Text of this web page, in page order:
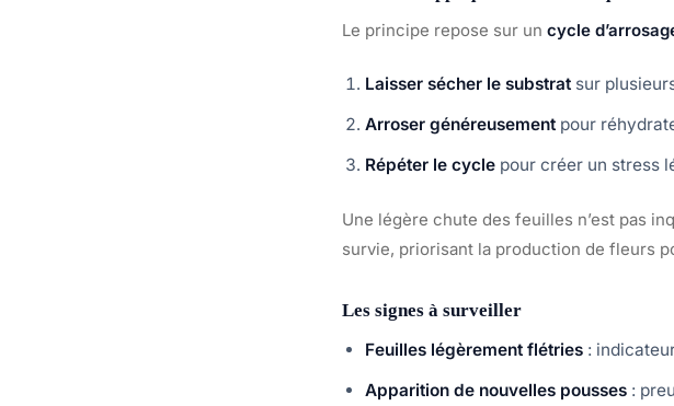
Le principe repose sur un cycle
Laisser sécher le substrat sur
Arroser généreusement pour
Répéter le cycle pour créer un stress
Une légère chute des feuilles n’est pas
survie, priorisant la production de fleurs
Les signes à surveiller
Feuilles légèrement flétries :
Apparition de nouvelles pousses :